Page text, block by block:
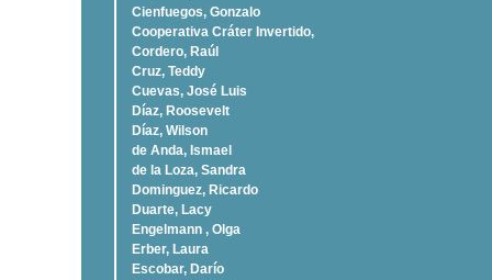
Cienfuegos, Gonzalo
Cooperativa Cráter Invertido,
Cordero, Raúl
Cruz, Teddy
Cuevas, José Luis
Díaz, Roosevelt
Dí­az, Wilson
de Anda, Ismael
de la Loza, Sandra
Dominguez, Ricardo
Duarte, Lacy
Engelmann , Olga
Erber, Laura
Escobar, Darío